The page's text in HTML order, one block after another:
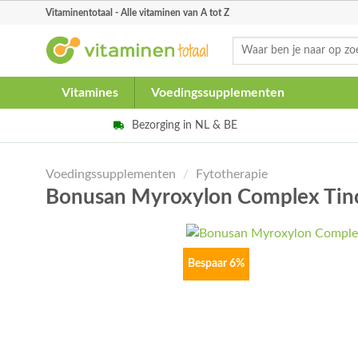
Vitaminentotaal - Alle vitaminen van A tot Z
Zoeken
Vitamines Voedingssupplementen
Bezorging in NL & BE
Voedingssupplementen / Fytotherapie
Bonusan Myroxylon Complex
Bespaar 6%